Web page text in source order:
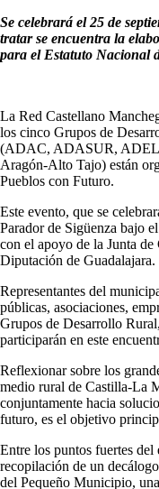
Se celebrará el 25 de
tratar se encuentra la
para el Estatuto Nacional
La Red Castellano
los cinco Grupos de
(ADAC, ADASUR, ADEL
Aragón-Alto Tajo) están
Pueblos con Futuro.
Este evento, que se
Parador de Sigüenza bajo
con el apoyo de la Junta
Diputación de Guadalajara.
Representantes del
públicas, asociaciones,
Grupos de Desarrollo
participarán en este
Reflexionar sobre los
medio rural de Castilla-La
conjuntamente hacia
futuro, es el objetivo
Entre los puntos fuertes
recopilación de un
del Pequeño Municipio,